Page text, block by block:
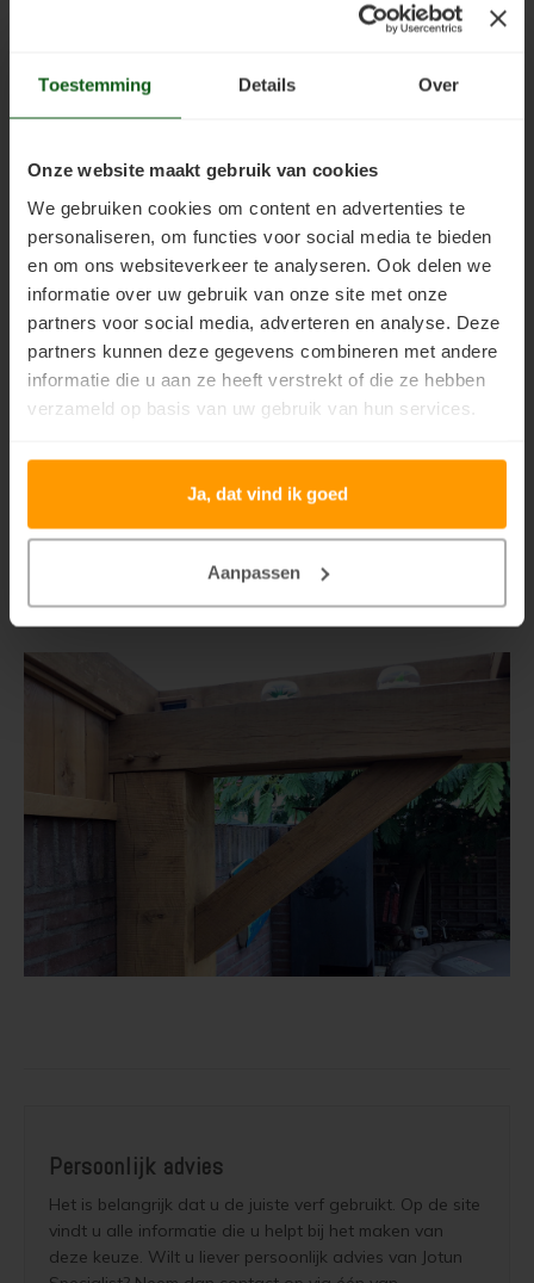
Toestemming Details Over
Onze website maakt gebruik van cookies
We gebruiken cookies om content en advertenties te
personaliseren, om functies voor social media te bieden
en om ons websiteverkeer te analyseren. Ook delen we
informatie over uw gebruik van onze site met onze
partners voor social media, adverteren en analyse. Deze
partners kunnen deze gegevens combineren met andere
informatie die u aan ze heeft verstrekt of die ze hebben
verzameld op basis van uw gebruik van hun services.
Ja, dat vind ik goed
Aanpassen
Lariks hout verven
Red Cedar oliën
Red Cedar beitsen
Red Cedar verven
Steigerhout behandelen
Vurenhout behandelen
Vurenhout olien
Vurenhout beitsen
Vurenhout verven
Olympic Water Repellent Oil Stain Overschilderen
Olympic Premium Acrylic Latex Stain Overschilderen
Trap verven
Trap lakken
Houten vloer verven met de meest slijtvaste verf van Jotun
Jotun Lady kleur 7163 Minty Breeze
Anza pro super effective softgrip blokwitter(soepele
Resultaat van het project
Op onderstaande foto's ziet u het resultaat van eikenhout
dat is behandeld metJotun Treolje Solvent in de kleur 629
Persoonlijk advies